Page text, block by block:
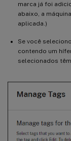
marca já foi
abaixo, a
aplicada.)
Se você
contendo um
selecionados